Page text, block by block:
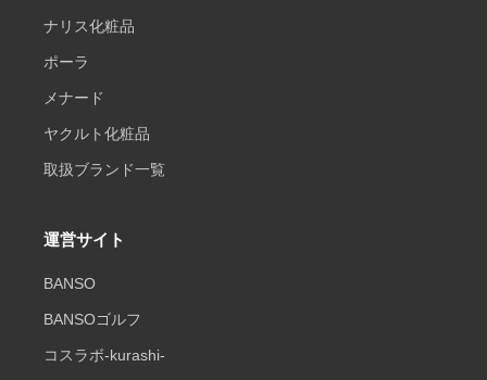
ナリス化粧品
ポーラ
メナード
ヤクルト化粧品
取扱ブランド一覧
運営サイト
BANSO
BANSOゴルフ
コスラボ-kurashi-